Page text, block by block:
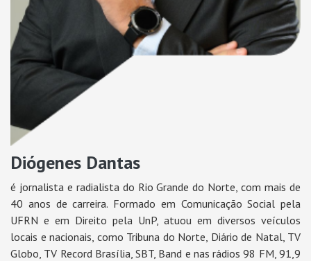
Diógenes Dantas
é jornalista e radialista do Rio Grande do Norte, com mais de
40 anos de carreira. Formado em Comunicação Social pela
UFRN e em Direito pela UnP, atuou em diversos veículos
locais e nacionais, como Tribuna do Norte, Diário de Natal, TV
Globo, TV Record Brasília, SBT, Band e nas rádios 98 FM, 91,9